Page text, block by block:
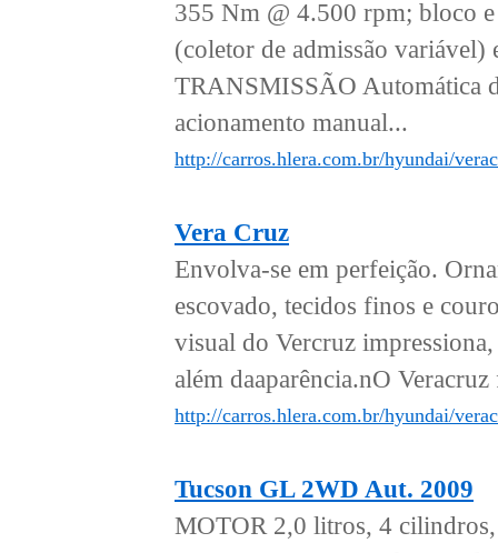
355 Nm @ 4.500 rpm; bloco
(coletor de admissão
TRANSMISSÃO Automática
acionamento manual...
http://carros.hlera.com.br/hyundai/
Vera Cruz
Envolva-se em perfeição.
escovado, tecidos finos e
visual do Vercruz
além daaparência.nO
http://carros.hlera.com.br/hyundai/
Tucson GL 2WD Aut. 2009
MOTOR 2,0 litros, 4